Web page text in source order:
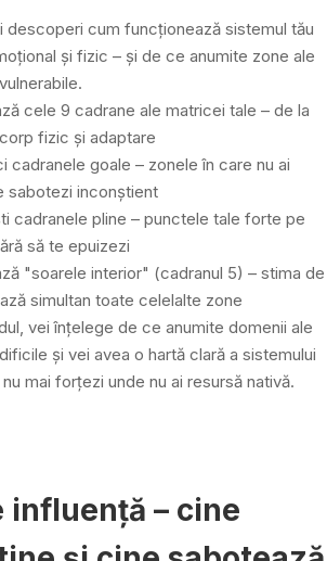
descoperi cum funcționează sistemul tău
și fizic – și de ce anumite zone ale
cele 9 cadrane ale matricei tale – de la
fizic și adaptare
cadranele goale – zonele în care nu ai
sabotezi inconștient
cadranele pline – punctele tale forte pe
să te epuizezi
"soarele interior" (cadranul 5) – stima de
simultan toate celelalte zone
vei înțelege de ce anumite domenii ale
și vei avea o hartă clară a sistemului
mai forțezi unde nu ai resursă nativă.
influență – cine